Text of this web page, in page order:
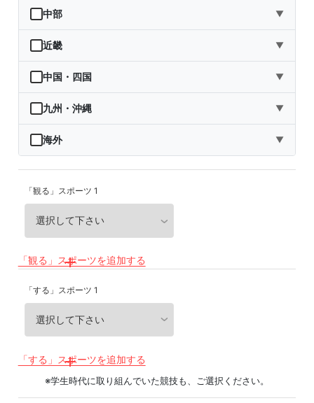
青森県
岩手県
宮城県
秋田県
茨城県
栃木県
群馬県
埼玉県
千葉県
神奈川県
中部 ▼
新潟県
富山県
石川県
福井県
長野県
岐阜県
静岡県
愛知県
近畿 ▼
三重県
滋賀県
京都府
兵庫県
奈良県
和歌山県
中国・四国 ▼
鳥取県
島根県
岡山県
広島県
山口県
徳島県
香川県
愛媛県
九州・沖縄 ▼
福岡県
佐賀県
長崎県
熊本県
大分県
宮崎県
鹿児島県
海外 ▼
海外
「観る」スポーツ 1
「観る」スポーツを追加する
「する」スポーツ 1
「する」スポーツを追加する
※学生時代に取り組んでいた競技も、ご選択ください。